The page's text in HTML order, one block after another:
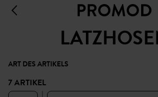
ART DES ARTIKELS
7 ARTIKEL